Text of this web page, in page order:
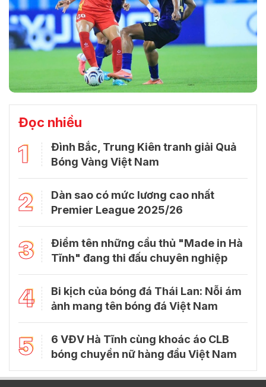
Đọc nhiều
1
Đình Bắc, Trung Kiên tranh giải Quả
Bóng Vàng Việt Nam
2
Dàn sao có mức lương cao nhất
Premier League 2025/26
3
Điểm tên những cầu thủ "Made in Hà
Tĩnh" đang thi đấu chuyên nghiệp
4
Bi kịch của bóng đá Thái Lan: Nỗi ám
ảnh mang tên bóng đá Việt Nam
5
6 VĐV Hà Tĩnh cùng khoác áo CLB
bóng chuyền nữ hàng đầu Việt Nam